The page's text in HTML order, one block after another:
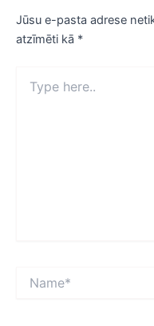
Jūsu e-pasta adrese
atzīmēti kā *
here..